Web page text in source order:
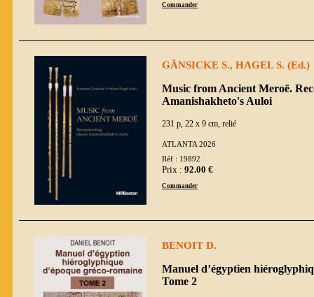
Commander
GÄNSICKE S., HAGEL S. (Ed.)
Music from Ancient Meroë.
Amanishakheto's Auloi
231 p, 22 x 9 cm, relié
ATLANTA 2026
Réf : 19892
Prix : 92.00 €
Commander
BENOIT D.
Manuel d’égyptien
Tome 2